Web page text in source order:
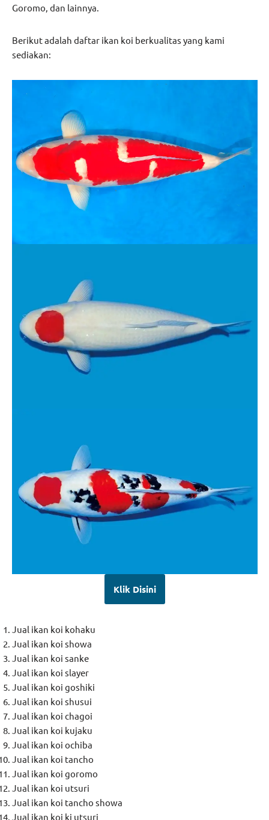
Goromo, dan lainnya.
Berikut adalah daftar ikan koi berkualitas yang kami
sediakan:
Klik Disini
Jual ikan koi kohaku
Jual ikan koi showa
Jual ikan koi sanke
Jual ikan koi slayer
Jual ikan koi goshiki
Jual ikan koi shusui
Jual ikan koi chagoi
Jual ikan koi kujaku
Jual ikan koi ochiba
Jual ikan koi tancho
Jual ikan koi goromo
Jual ikan koi utsuri
Jual ikan koi tancho showa
Jual ikan koi ki utsuri